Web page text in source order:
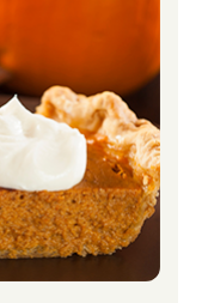
que je
avec
les rôtir.
racine et,
la même
pas la
peler avant
les navets
aux
recettes et
ça que je